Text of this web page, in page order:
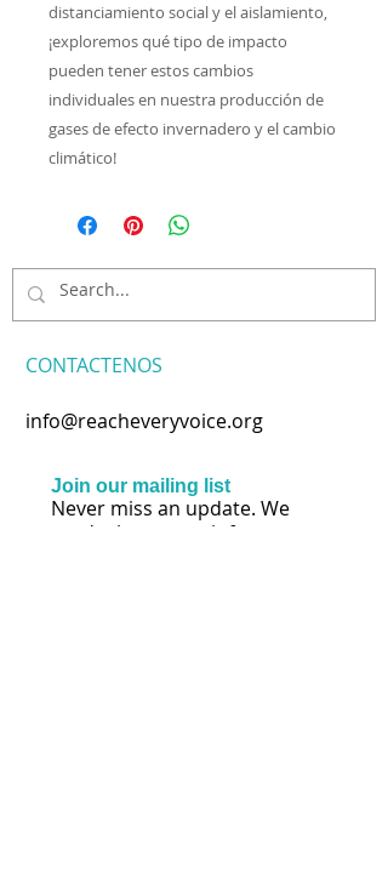
distanciamiento social y el aislamiento,
¡exploremos qué tipo de impacto
pueden tener estos cambios
individuales en nuestra producción de
gases de efecto invernadero y el cambio
climático!
CONTACTENOS
info@reacheveryvoice.org
Join our mailing list
Never miss an update. We
won't share your info or spam